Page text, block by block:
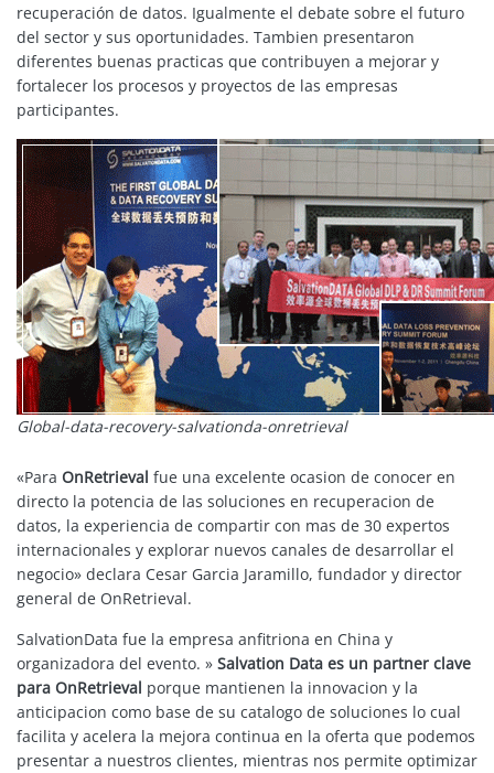
recuperación de datos. Igualmente el debate sobre el futuro
del sector y sus oportunidades. Tambien presentaron
diferentes buenas practicas que contribuyen a mejorar y
fortalecer los procesos y proyectos de las empresas
participantes.
Global-data-recovery-salvationda-onretrieval
«Para OnRetrieval fue una excelente ocasion de conocer en
directo la potencia de las soluciones en recuperacion de
datos, la experiencia de compartir con mas de 30 expertos
internacionales y explorar nuevos canales de desarrollar el
negocio» declara Cesar Garcia Jaramillo, fundador y director
general de OnRetrieval.
SalvationData fue la empresa anfitriona en China y
organizadora del evento. » Salvation Data es un partner clave
para OnRetrieval porque mantienen la innovacion y la
anticipacion como base de su catalogo de soluciones lo cual
facilita y acelera la mejora continua en la oferta que podemos
presentar a nuestros clientes, mientras nos permite optimizar